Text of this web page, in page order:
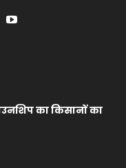
का किसानों का